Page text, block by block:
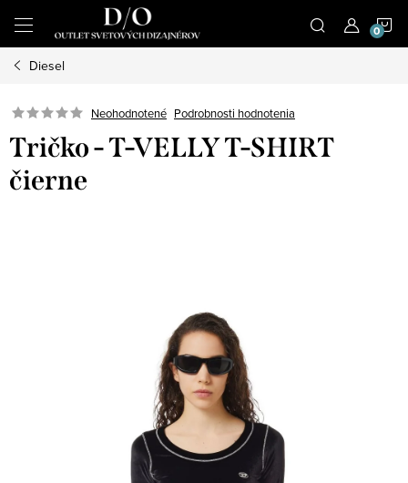
obsah
Diesel
Neohodnotené Podrobnosti hodnotenia
Tričko - T-VELLY T-SHIRT
čierne